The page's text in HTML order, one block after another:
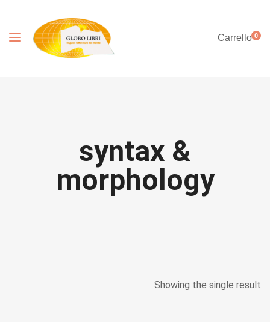
Carrello0
syntax &
morphology
Showing the single result